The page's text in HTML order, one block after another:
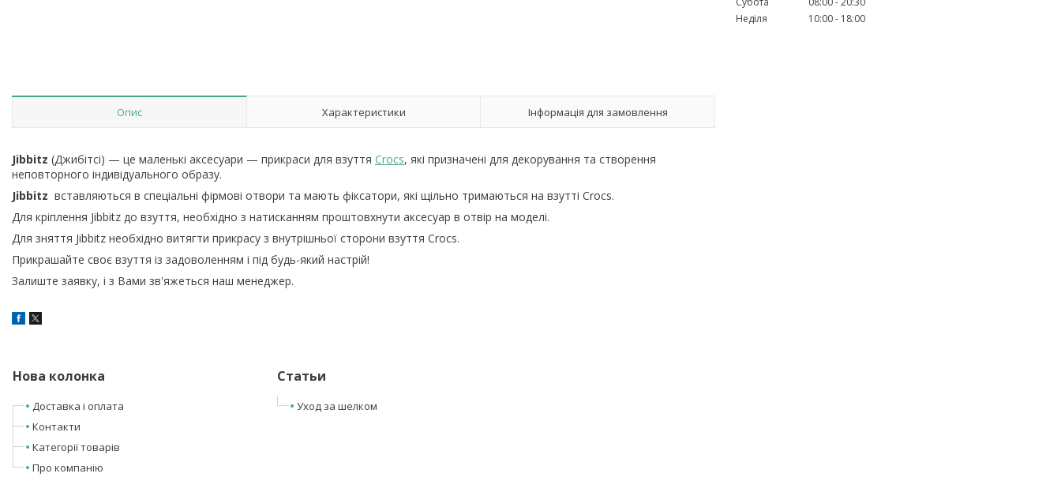
Опис Характеристики Інформація для замовлення
Jibbitz (Джибітсі) — це маленькі аксесуари — прикраси для взуття Crocs, які призначені для декорування та створення
неповторного індивідуального образу.
Jibbitz вставляються в спеціальні фірмові отвори та мають фіксатори, які щільно тримаються на взутті Сrocs.
Для кріплення Jibbitz до взуття, необхідно з натисканням проштовхнути аксесуар в отвір на моделі.
Для зняття Jibbitz необхідно витягти прикрасу з внутрішньої сторони взуття Сrocs.
Прикрашайте своє взуття із задоволенням і під будь-який настрій!
Залиште заявку, і з Вами зв'яжеться наш менеджер.
Неділя
10:00 18:00
Нова колонка
Доставка і оплата
Контакти
Категорії товарів
Про компанію
Статьи
Уход за шелком